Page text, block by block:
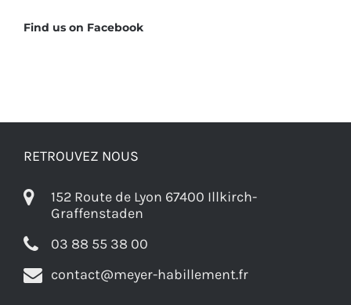
Find us on Facebook
RETROUVEZ NOUS
152 Route de Lyon 67400 Illkirch-
Graffenstaden
03 88 55 38 00
contact@meyer-habillement.fr